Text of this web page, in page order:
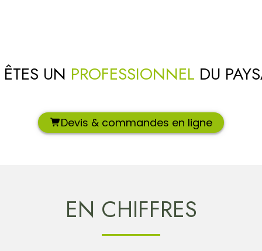
UN PROFESSIONNEL DU
Devis & commandes en ligne
EN CHIFFRES